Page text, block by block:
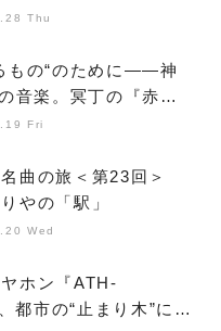
の原点と、「動き」に
Thu
もの“のために――神
音楽。冥丁の『赤城
Fri
名曲の旅＜第23回＞
やの「駅」
Wed
ホン『ATH-
都市の“止まり木”にな